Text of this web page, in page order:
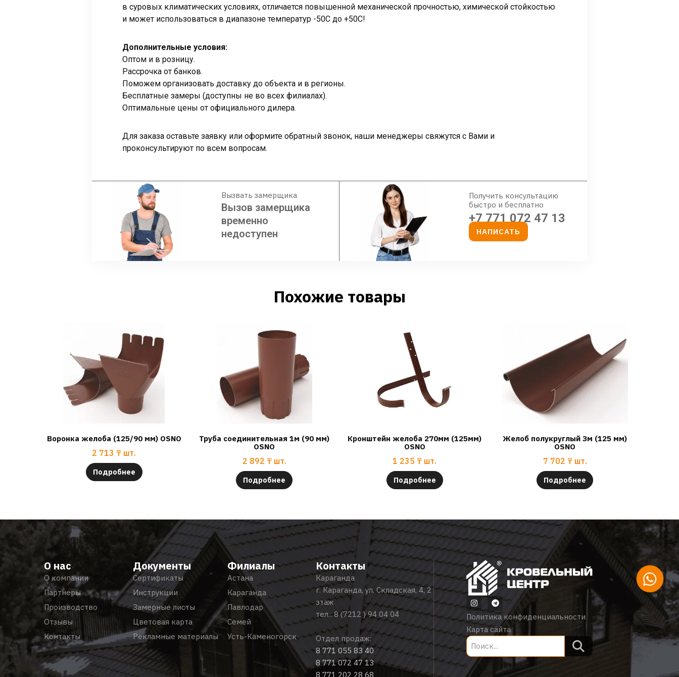
в суровых климатических условиях, отличается повышенной механической прочностью, химической стойкостью
и может использоваться в диапазоне температур -50С до +50С!
Дополнительные условия:
Оптом и в розницу.
Рассрочка от банков.
Поможем организовать доставку до объекта и в регионы.
Бесплатные замеры (доступны не во всех филиалах).
Оптимальные цены от официального дилера.
Для заказа оставьте заявку или оформите обратный звонок, наши менеджеры свяжутся с Вами и
проконсультируют по всем вопросам.
Вызвать замерщика
Вызов замерщика
временно
недоступен
Получить консультацию
быстро и бесплатно
+7 771 072 47 13
НАПИСАТЬ
Похожие товары
Воронка желоба (125/90 мм) OSNO
2 713 ₸ шт.
Подробнее
Труба соединительная 1м (90 мм)
OSNO
2 892 ₸ шт.
Подробнее
Кронштейн желоба 270мм (125мм)
OSNO
1 235 ₸ шт.
Подробнее
Желоб полукруглый Зм (125 мм)
OSNO
7 702 ₸ шт.
Подробнее
О нас
О компании
Партнеры
Производство
Отзывы
Контакты
Документы
Сертификаты
Инструкции
Замерные листы
Цветовая карта
Рекламные материалы
Филиалы
Астана
Караганда
Павлодар
Семей
Усть-Каменогорск
Контакты
Караганда
г. Караганда, ул. Складская, 4, 2
этаж
тел.:8 (7212 ) 94 04 04
Отдел продаж:
8 771 055 83 40
8 771 072 47 13
8 771 202 28 68
Политика конфиденциальности
Карта сайта